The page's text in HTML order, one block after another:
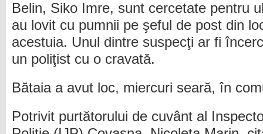
Belin, Siko Imre, sunt cercetate pentru
au lovit cu pumnii pe şeful de post din
acestuia. Unul dintre suspecţi ar fi
un poliţist cu o cravată.
Bătaia a avut loc, miercuri seară, în
Potrivit purtătorului de cuvânt al